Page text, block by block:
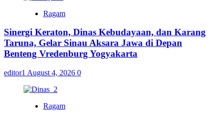
Ragam
Sinergi Keraton, Dinas Kebudayaan, dan Karang
Taruna, Gelar Sinau Aksara Jawa di Depan
Benteng Vredenburg Yogyakarta
editor1 August 4, 2026 0
Ragam